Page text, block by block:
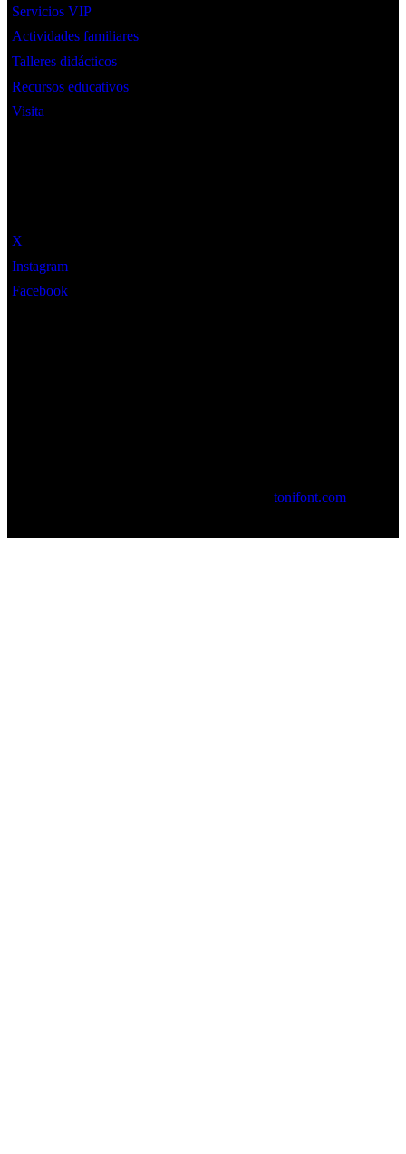
Servicios VIP
Actividades familiares
Talleres didácticos
Recursos educativos
Visita
X
Instagram
Facebook
tonifont.com